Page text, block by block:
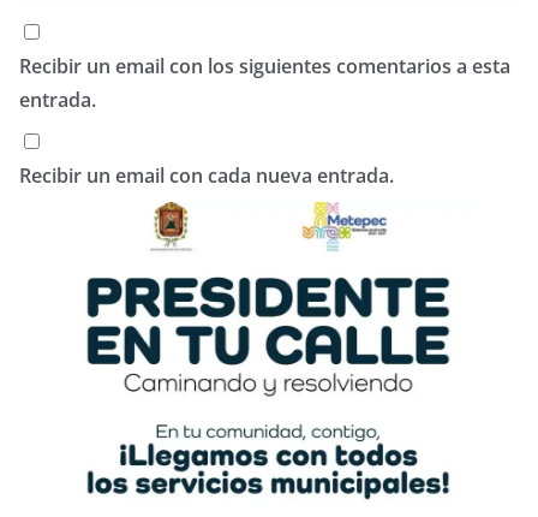
Recibir un email con los siguientes comentarios a esta
entrada.
Recibir un email con cada nueva entrada.